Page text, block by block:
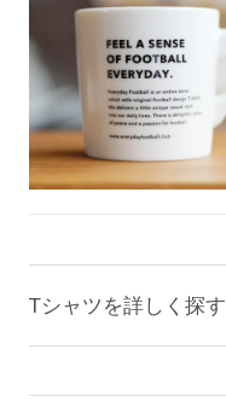
Tシャツを詳しく探す